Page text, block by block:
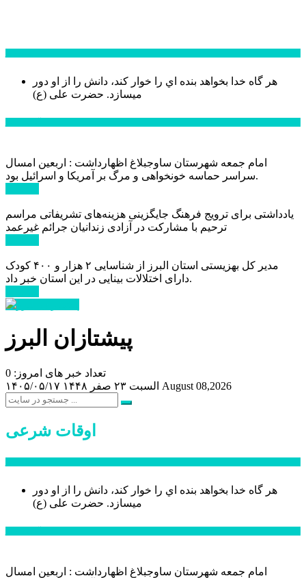
هر گاه خدا بخواهد بنده اي را خوار كند، دانش را از او دور
میسازد. حضرت علی (ع)
امام جمعه شهرستان ساوجبلاغ اظهارداشت : اربعین امسال
سراسر حماسه خونخواهی و مرگ بر آمریکا و اسرائیل بود.
یادداشتی برای ترویج فرهنگ جایگزینی هزینه‌های تشریفاتی مراسم
ترحیم با مشارکت در آزادی زندانیان جرائم غیرعمد
مدیر کل بهزیستی استان البرز از شناسایی ۲ هزار و ۴۰۰ کودک
دارای اختلالات بینایی در این استان خبر داد.
پیشتازان البرز
تعداد خبر های امروز: 0
۱۴۰۵/۰۵/۱۷
السبت ۲۳ صفر ۱۴۴۸ August 08,2026
اوقات شرعی
هر گاه خدا بخواهد بنده اي را خوار كند، دانش را از او دور
میسازد. حضرت علی (ع)
امام جمعه شهرستان ساوجبلاغ اظهارداشت : اربعین امسال